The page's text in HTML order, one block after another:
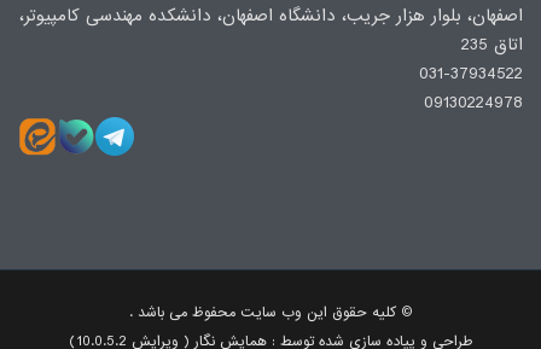
اصفهان، بلوار هزار جریب، دانشگاه اصفهان، دانشکده مهندسی کامپیوتر،
اتاق 235
031-37934522
09130224978
© کلیه حقوق این وب سایت محفوظ می باشد .
طراحی و پیاده سازی شده توسط : همایش نگار ( ویرایش 10.0.5.2)